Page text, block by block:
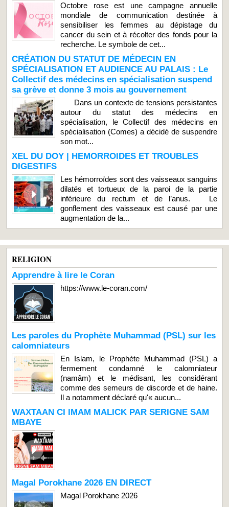
Octobre rose est une campagne annuelle
mondiale de communication destinée à
sensibiliser les femmes au dépistage du
cancer du sein et à récolter des fonds pour la
recherche. Le symbole de cet...
CRÉATION DU STATUT DE MÉDECIN EN
SPÉCIALISATION ET AUDIENCE AU PALAIS : Le
Collectif des médecins en spécialisation suspend
sa grève et donne 3 mois au gouvernement
Dans un contexte de tensions persistantes
autour du statut des médecins en
spécialisation, le Collectif des médecins en
spécialisation (Comes) a décidé de suspendre
son mot...
XEL DU DOY | HEMORROIDES ET TROUBLES
DIGESTIFS
Les hémorroïdes sont des vaisseaux sanguins
dilatés et tortueux de la paroi de la partie
inférieure du rectum et de l’anus. Le
gonflement des vaisseaux est causé par une
augmentation de la...
RELIGION
Apprendre à lire le Coran
https://www.le-coran.com/
Les paroles du Prophète Muhammad (PSL) sur les
calomniateurs
En Islam, le Prophète Muhammad (PSL) a
fermement condamné le calomniateur
(namâm) et le médisant, les considérant
comme des semeurs de discorde et de haine.
Il a notamment déclaré qu'« aucun...
WAXTAAN CI IMAM MALICK PAR SERIGNE SAM
MBAYE
Magal Porokhane 2026 EN DIRECT
Magal Porokhane 2026